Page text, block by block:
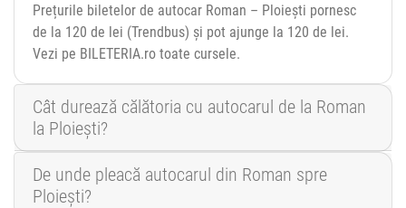
Prețurile biletelor de autocar Roman – Ploiești pornesc
de la 120 de lei (Trendbus) și pot ajunge la 120 de lei.
Vezi pe BILETERIA.ro toate cursele.
Cât durează călătoria cu autocarul de la Roman
la Ploiești?
De unde pleacă autocarul din Roman spre
Ploiești?